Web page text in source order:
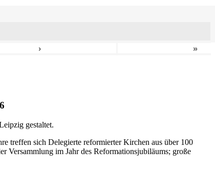
› »
gestaltet.
treffen sich Delegierte reformierter Kirchen aus über 100
Versammlung im Jahr des Reformationsjubiläums; große